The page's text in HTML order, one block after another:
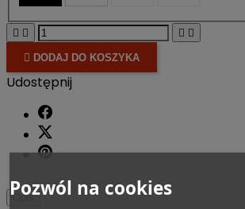
   
 DODAJ DO KOSZYKA
Udostępnij
Opis
Pozwól na cookies